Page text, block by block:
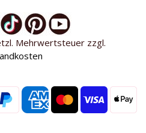
Mehrwertsteuer zzgl.